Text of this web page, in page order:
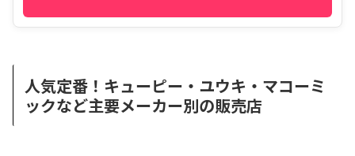
人気定番！キューピー・ユウキ・マコーミ
ックなど主要メーカー別の販売店